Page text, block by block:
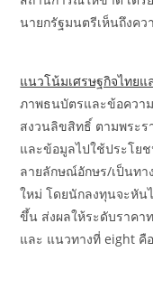
นายกรัฐมนตรีเห็นถึงค
แนวโน้มเศรษฐกิจไทยแ
ภาพธนบัตรและข้อควา
สงวนลิขสิทธิ์ ตามพระ
และข้อมูลไปใช้ประโย
ลายลักษณ์อักษร/เป็นทา
ใหม่ โดยนักลงทุนจะหัน
ขึ้น ส่งผลให้ระดับราคา
และ แนวทางที่ eight คื